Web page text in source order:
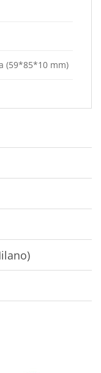
(59*85*10 mm)